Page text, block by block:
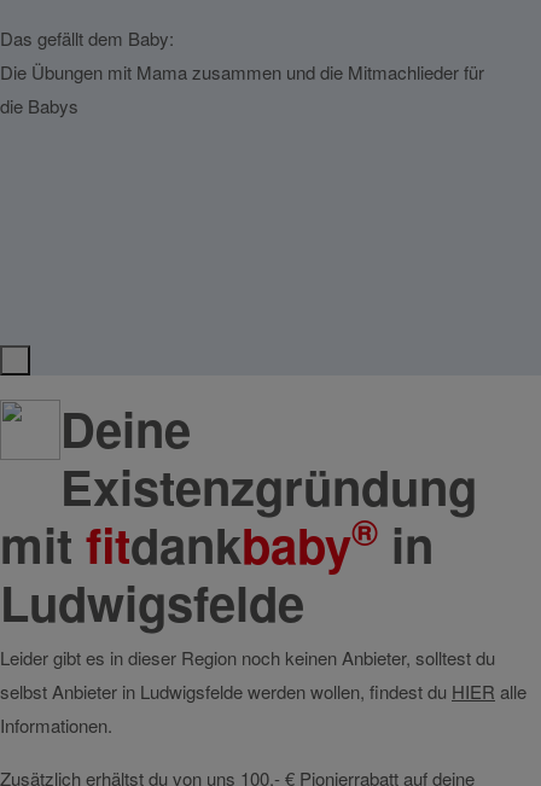
Das gefällt dem Baby:
Die Übungen mit Mama zusammen und die Mitmachlieder für
die Babys
Deine
Existenzgründung
mit fitdankbaby® in
Ludwigsfelde
Leider gibt es in dieser Region noch keinen Anbieter, solltest du
selbst Anbieter in Ludwigsfelde werden wollen, findest du HIER alle
Informationen.
Zusätzlich erhältst du von uns 100,- € Pionierrabatt auf deine